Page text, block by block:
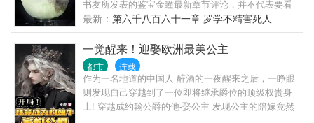
书友所发表的鉴宝金瞳最新章节评论，并不代表要看
书赞同鉴宝金瞳最新章节或者支持鉴宝金瞳读者阅读
的此观点，我们的立场仅限于传播更多读者感兴趣的
信息。 如果小说鉴宝金瞳最新章节浏览，或对小说鉴
宝金瞳内容、版权等方面有质疑，或对本站有意见建
议请到站务管理区发帖，如果发现《鉴宝金瞳》小说
最新章节未及时更新请联系我们。如果您喜欢小说鉴
宝金瞳,请支持作者到书店购买正版图书。感谢您的合
作与支持 父亲得了重病，巨额医药费让古玩店学徒杨
最新： 第六千八百六十一章 罗学不精害死人
一觉醒来！迎娶欧洲最美公主
都市 连载
作为一名地道的中国人 醉酒的一夜醒来之后，一睁眼
则发现自己穿越到了一位即将继承爵位的顶级权贵身
上! 穿越成约翰公爵的他-娶公主 发现公主的陪嫁竟然